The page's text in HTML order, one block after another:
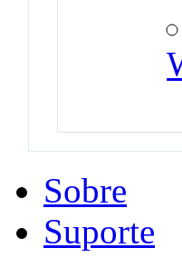
Sobre
Suporte